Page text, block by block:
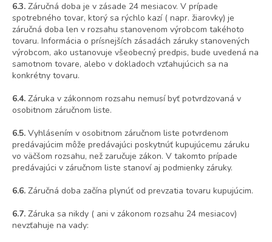
6.3. Záručná doba je v zásade 24 mesiacov. V prípade
spotrebného tovar, ktorý sa rýchlo kazí ( napr. žiarovky) je
záručná doba len v rozsahu stanovenom výrobcom takéhoto
tovaru. Informácia o prísnejších zásadách záruky stanovených
výrobcom, ako ustanovuje všeobecný predpis, bude uvedená na
samotnom tovare, alebo v dokladoch vzťahujúcich sa na
konkrétny tovaru.
6.4. Záruka v zákonnom rozsahu nemusí byť potvrdzovaná v
osobitnom záručnom liste.
6.5. Vyhlásením v osobitnom záručnom liste potvrdenom
predávajúcim môže predávajúci poskytnúť kupujúcemu záruku
vo väčšom rozsahu, než zaručuje zákon. V takomto prípade
predávajúci v záručnom liste stanoví aj podmienky záruky.
6.6. Záručná doba začína plynúť od prevzatia tovaru kupujúcim.
6.7. Záruka sa nikdy ( ani v zákonom rozsahu 24 mesiacov)
nevzťahuje na vady: